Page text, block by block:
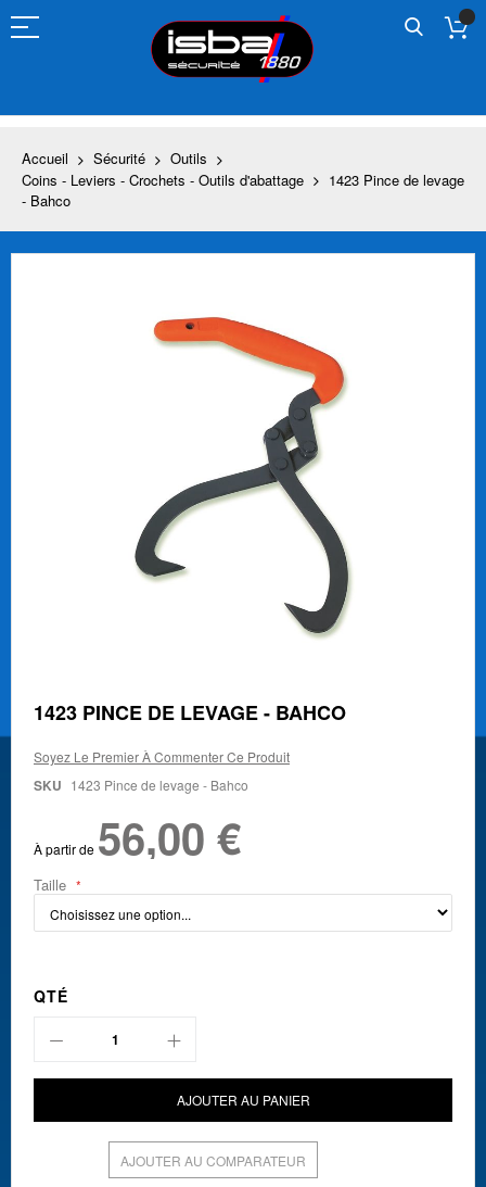
au
contenu
Accueil Sécurité
Outils
Coins - Leviers - Crochets - Outils d'abattage
1423 Pince de levage
- Bahco
Skip
to
beginning
of
1423 PINCE DE LEVAGE - BAHCO
Soyez Le Premier À Commenter Ce Produit
SKU 1423 Pince de levage - Bahco
À partir de 56,00 €
Taille
QTÉ
AJOUTER AU PANIER
AJOUTER AU COMPARATEUR